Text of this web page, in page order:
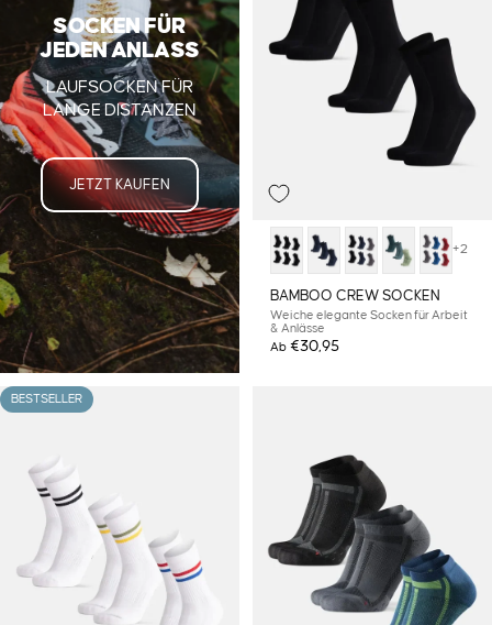
SOCKEN FÜR
JEDEN ANLASS
LAUFSOCKEN FÜR
LANGE DISTANZEN
JETZT KAUFEN
+2
BAMBOO CREW SOCKEN
Weiche elegante Socken für Arbeit
& Anlässe
Ab €30,95
BESTSELLER